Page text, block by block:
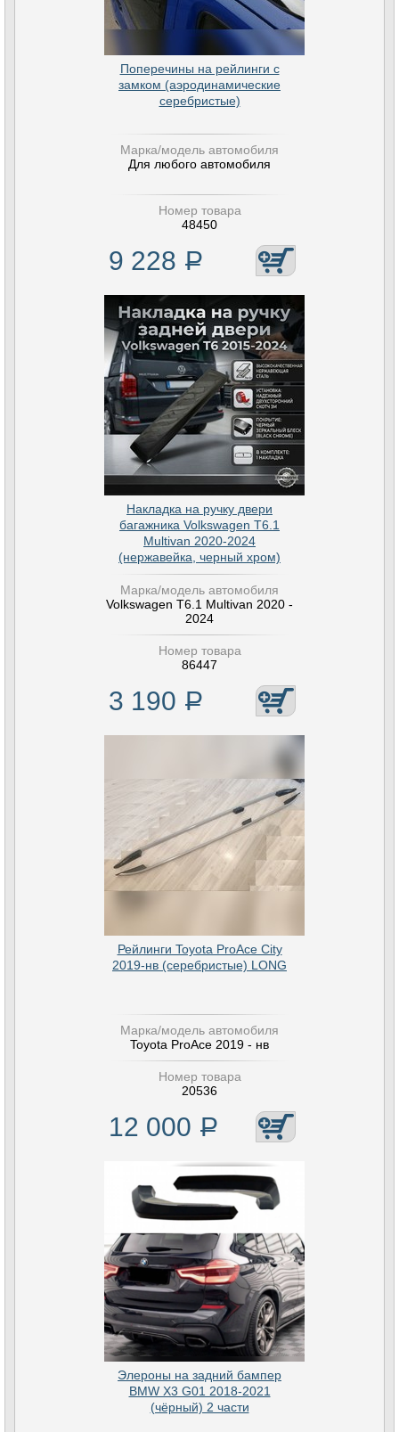
Поперечины на рейлинги с
замком (аэродинамические
серебристые)
Марка/модель автомобиля
Для любого автомобиля
Номер товара
48450
9 228 Р
Накладка на ручку двери
багажника Volkswagen T6.1
Multivan 2020-2024
(нержавейка, черный хром)
Марка/модель автомобиля
Volkswagen T6.1 Multivan 2020 -
2024
Номер товара
86447
3 190 Р
Рейлинги Toyota ProAce City
2019-нв (серебристые) LONG
Марка/модель автомобиля
Toyota ProAce 2019 - нв
Номер товара
20536
12 000 Р
Элероны на задний бампер
BMW X3 G01 2018-2021
(чёрный) 2 части